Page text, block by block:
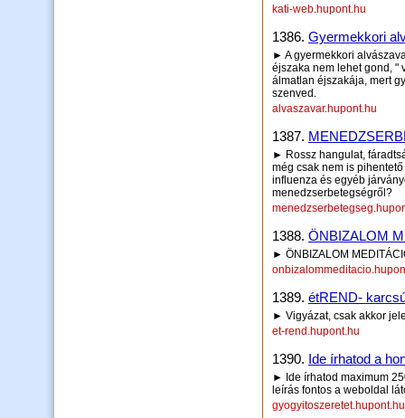
kati-web.hupont.hu
1386. Gyermekkori
► A gyermekkori
éjszaka nem lehet gond, "
álmatlan éjszakája, mert
szenved.
alvaszavar.hupont.hu
1387.
► Rossz hangulat,
még csak nem is
influenza és egyéb
menedzserbetegségről?
1388. ÖNBIZALOM
► ÖNBIZALOM
1389. étREND-
► Vigyázat, csak akkor
et-rend.hupont.hu
1390. Ide írhatod a
► Ide írhatod maximum
leírás fontos a weboldal
gyogyitoszeretet.hupont.hu